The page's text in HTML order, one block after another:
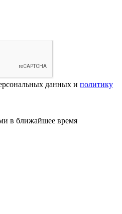
данных и политику
в ближайшее время